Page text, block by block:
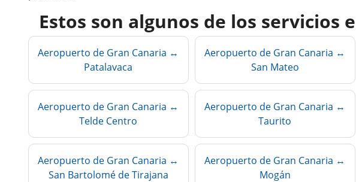
Estos son algunos de los servicios
Aeropuerto de Gran Canaria ↔
Patalavaca
Aeropuerto de Gran Canaria ↔
San Mateo
Aeropuerto de Gran Canaria ↔
Telde Centro
Aeropuerto de Gran Canaria ↔
Taurito
Aeropuerto de Gran Canaria ↔
San Bartolomé de Tirajana
Aeropuerto de Gran Canaria ↔
Mogán